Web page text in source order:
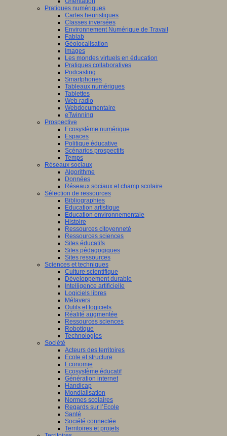
Pratiques numériques
Cartes heuristiques
Classes inversées
Environnement Numérique de Travail
Fablab
Géolocalisation
Images
Les mondes virtuels en éducation
Pratiques collaboratives
Podcasting
Smartphones
Tableaux numériques
Tablettes
Web radio
Webdocumentaire
eTwinning
Prospective
Ecosystème numérique
Espaces
Politique éducative
Scénarios prospectifs
Temps
Réseaux sociaux
Algorithme
Données
Réseaux sociaux et champ scolaire
Sélection de ressources
Bibliographies
Education artistique
Education environnementale
Histoire
Ressources citoyenneté
Ressources sciences
Sites éducatifs
Sites pédagogiques
Sites ressources
Sciences et techniques
Culture scientifique
Développement durable
Intelligence artificielle
Logiciels libres
Métavers
Outils et logiciels
Réalité augmentée
Ressources sciences
Robotique
Technologies
Société
Acteurs des territoires
Ecole et structure
Economie
Ecosystème éducatif
Génération internet
Handicap
Mondialisation
Normes scolaires
Regards sur l’Ecole
Santé
Société connectée
Territoires et projets